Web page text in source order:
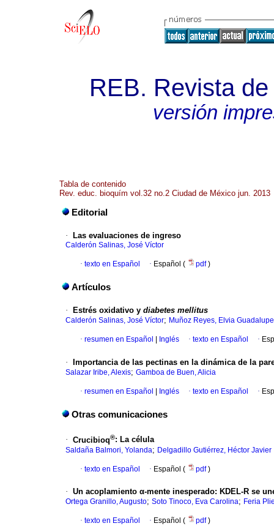
REB. Revista
versión
Tabla de contenido
Rev. educ. bioquím vol.32 no.2 Ciudad de México jun. 2013
Editorial
· Las evaluaciones de ingreso
Calderón Salinas, José Víctor
· texto en Español · Español ( pdf)
Artículos
· Estrés oxidativo y diabetes mellitus
Calderón Salinas, José Víctor; Muñoz Reyes, Elvia Guadalupe
· resumen en Español Inglés · texto en Español ·
· Importancia de las pectinas en la dinámica de la
Salazar Iribe, Alexis; Gamboa de Buen, Alicia
· resumen en Español Inglés · texto en Español ·
Otras comunicaciones
· Crucibioq®: La célula
Saldaña Balmori, Yolanda; Delgadillo Gutiérrez, Héctor Javier
· texto en Español · Español ( pdf)
· Un acoplamiento α-mente inesperado: KDEL-R se
Ortega Granillo, Augusto; Soto Tinoco, Eva Carolina; Feria
· texto en Español · Español ( pdf)